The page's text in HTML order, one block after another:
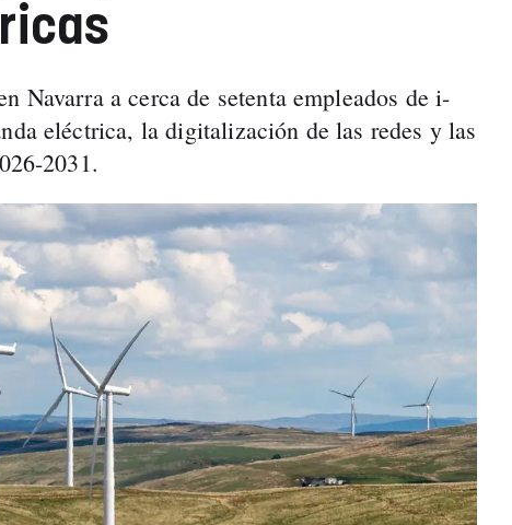
Navarra a cerca de setenta empleados de i-
eléctrica, la digitalización de las redes y las
2031.